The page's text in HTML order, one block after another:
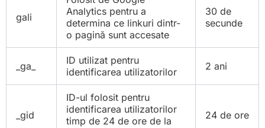
gali
Analytics pentru a
determina ce linkuri dintr-
o pagină sunt accesate
30 de
secunde
_ga_
ID utilizat pentru
identificarea utilizatorilor
2 ani
_gid
ID-ul folosit pentru
identificarea utilizatorilor
timp de 24 de ore de la
24 de ore